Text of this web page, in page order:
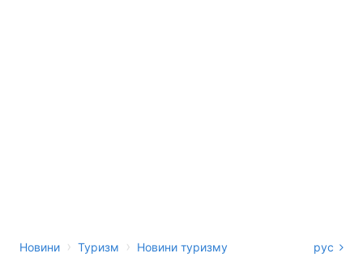
Новини › Туризм › Новини туризму рус